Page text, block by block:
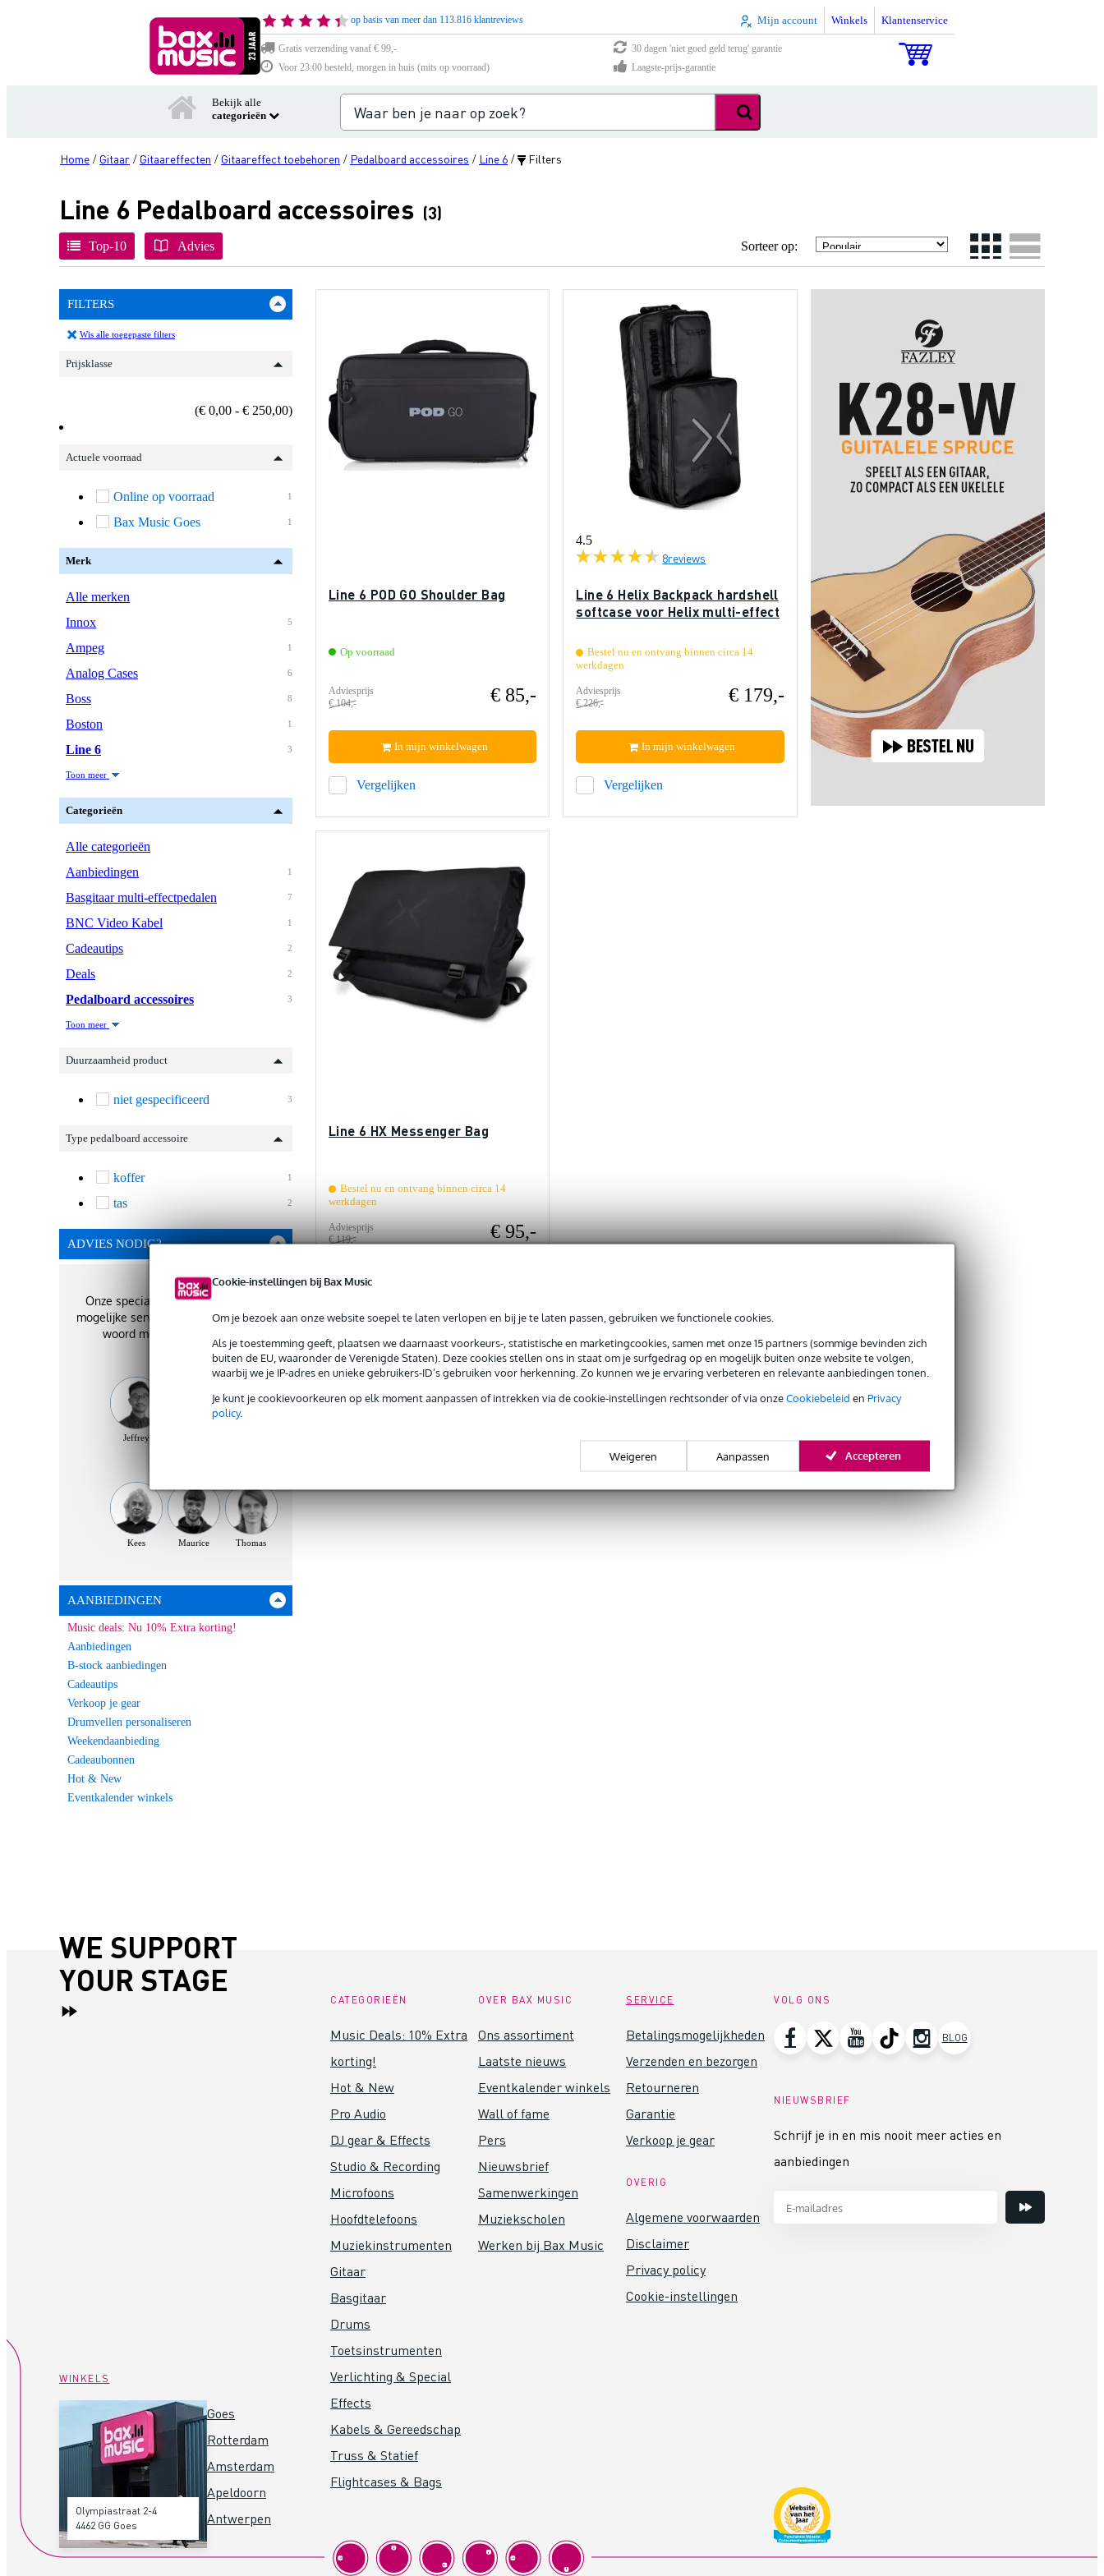
Cookie-instellingen bij Bax Music
Om je bezoek aan onze website soepel te laten verlopen en bij je te laten passen, gebruiken we functionele cookies.
Als je toestemming geeft, plaatsen we daarnaast voorkeurs-, statistische en marketingcookies, samen met onze 15 partners (sommige bevinden zich
buiten de EU, waaronder de Verenigde Staten). Deze cookies stellen ons in staat om je surfgedrag op en mogelijk buiten onze website te volgen,
waarbij we je IP-adres en unieke gebruikers-ID’s gebruiken voor herkenning. Zo kunnen we je ervaring verbeteren en relevante aanbiedingen tonen.
Je kunt je cookievoorkeuren op elk moment aanpassen of intrekken via de cookie-instellingen rechtsonder of via onzeCookiebeleid en Privacy
policy.
Weigeren Aanpassen Accepteren
op basis van meer dan 113.816 klantreviews Mijn account Winkels Klantenservice
Gratis verzending vanaf € 99,-
30 dagen 'niet goed geld terug' garantie
Voor 23:00 besteld, morgen in huis (mits op voorraad)
Laagste-prijs-garantie
Bekijk alle
categorieën
Home / Gitaar / Gitaareffecten / Gitaareffect toebehoren / Pedalboard accessoires / Line 6 / Filters
Line 6 Pedalboard accessoires (3)
Top-10 Advies Sorteer op:
FILTERS
Wis alle toegepaste filters
Prijsklasse
(€ 0,00 - € 250,00)
Actuele voorraad
1
Online op voorraad
1
Bax Music Goes
Merk
Alle merken
5
Innox
1
Ampeg
6
Analog Cases
8
Boss
1
Boston
3
Line 6
Toon meer
Categorieën
Alle categorieën
1
Aanbiedingen
7
Basgitaar multi-effectpedalen
1
BNC Video Kabel
2
Cadeautips
2
Deals
3
Pedalboard accessoires
Toon meer
Duurzaamheid product
3
niet gespecificeerd
Type pedalboard accessoire
1
koffer
2
tas
ADVIES NODIG?
Onze specialisten geven je de best
mogelijke service. Zij staan je graag te
woord met het beste advies!
Jeffrey
Kees Maurice Thomas
AANBIEDINGEN
Music deals: Nu 10% Extra korting!
Aanbiedingen
B-stock aanbiedingen
Cadeautips
Verkoop je gear
Drumvellen personaliseren
Weekendaanbieding
Cadeaubonnen
Hot & New
Eventkalender winkels
Line 6 POD GO Shoulder Bag
Op voorraad
Adviesprijs
€ 104,-
€ 85,-
Vergelijken
In mijn winkelwagen
4.5
8reviews
Line 6 Helix Backpack hardshell
softcase voor Helix multi-effect
Bestel nu en ontvang binnen circa 14
werkdagen
Adviesprijs
€ 226,-
€ 179,-
Vergelijken
In mijn winkelwagen
Line 6 HX Messenger Bag
Bestel nu en ontvang binnen circa 14
werkdagen
Adviesprijs
€ 119,-
€ 95,-
Vergelijken
WE SUPPORT
YOUR STAGE
WINKELS
Olympiastraat 2-4
4462 GG Goes
Goes
Rotterdam
Amsterdam
Apeldoorn
Antwerpen
CATEGORIEËN
Music Deals: 10% Extra
korting!
Hot & New
Pro Audio
DJ gear & Effects
Studio & Recording
Microfoons
Hoofdtelefoons
Muziekinstrumenten
Gitaar
Basgitaar
Drums
Toetsinstrumenten
Verlichting & Special
Effects
Kabels & Gereedschap
Truss & Statief
Flightcases & Bags
OVER BAX MUSIC
Ons assortiment
Laatste nieuws
Eventkalender winkels
Wall of fame
Pers
Nieuwsbrief
Samenwerkingen
Muziekscholen
Werken bij Bax Music
SERVICE
Betalingsmogelijkheden
Verzenden en bezorgen
Retourneren
Garantie
Verkoop je gear
OVERIG
Algemene voorwaarden
Disclaimer
Privacy policy
Cookie-instellingen
VOLG ONS
BLOG
NIEUWSBRIEF
Schrijf je in en mis nooit meer acties en
aanbiedingen